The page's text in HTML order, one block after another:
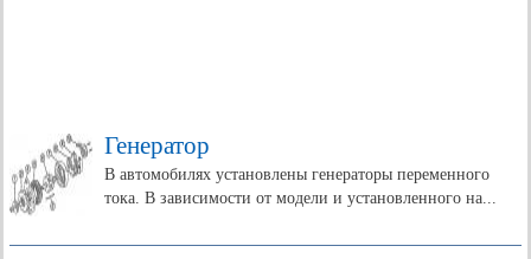
Генератор
В автомобилях установлены генераторы переменного
тока. В зависимости от модели и установленного на...